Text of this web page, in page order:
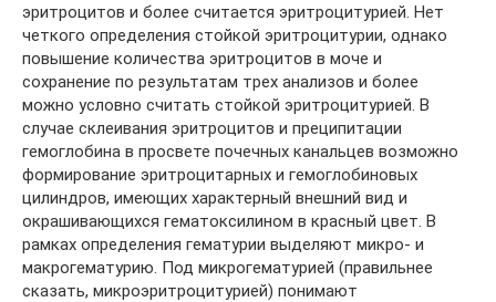
эритроцитов и более считается эритроцитурией. Нет
четкого определения стойкой эритроцитурии, однако
повышение количества эритроцитов в моче и
сохранение по результатам трех анализов и более
можно условно считать стойкой эритроцитурией. В
случае склеивания эритроцитов и преципитации
гемоглобина в просвете почечных канальцев возможно
формирование эритроцитарных и гемоглобиновых
цилиндров, имеющих характерный внешний вид и
окрашивающихся гематоксилином в красный цвет. В
рамках определения гематурии выделяют микро- и
макрогематурию. Под микрогематурией (правильнее
сказать, микроэритроцитурией) понимают